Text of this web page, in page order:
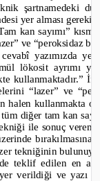
şartnamedeki
yer alması
kan sayımı”
ve “peroksidaz
yazımızda
lökosit ayrımı
kullanmaktadır.”
“lazer” ve
halen kullanmakta
diğer tam kan
ile sonuç
üzerinde
tekniğinin
teklif edilen en
yer verildiği ve yazı